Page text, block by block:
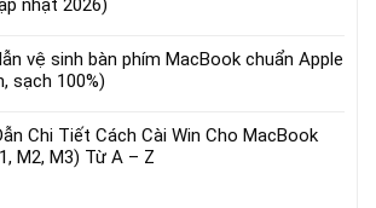
vệ sinh bàn phím MacBook chuẩn Apple
sạch 100%)
Chi Tiết Cách Cài Win Cho MacBook
M2, M3) Từ A – Z